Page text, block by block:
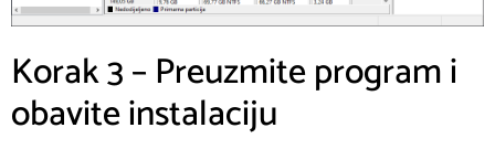
Korak 3 – Preuzmite program i
obavite instalaciju